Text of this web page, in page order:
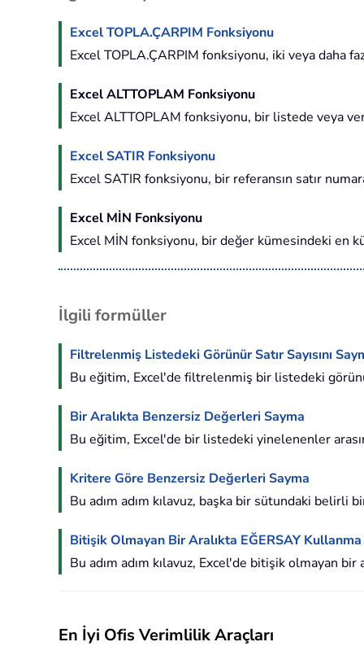
Excel TOPLA.ÇARPIM Fonksiyonu
Excel TOPLA.ÇARPIM fonksiyonu, iki veya daha
Excel ALTTOPLAM Fonksiyonu
Excel ALTTOPLAM fonksiyonu, bir listede veya
Excel SATIR Fonksiyonu
Excel SATIR fonksiyonu, bir referansın satır
Excel MİN Fonksiyonu
Excel MİN fonksiyonu, bir değer kümesindeki en
İlgili formüller
Filtrelenmiş Listedeki Görünür Satır Sayısını
Bu eğitim, Excel'de filtrelenmiş bir listedeki
Bir Aralıkta Benzersiz Değerleri Sayma
Bu eğitim, Excel'de bir listedeki yinelenenler
Kritere Göre Benzersiz Değerleri Sayma
Bu adım adım kılavuz, başka bir sütundaki belirli
Bitişik Olmayan Bir Aralıkta EĞERSAY Kullanma
Bu adım adım kılavuz, Excel'de bitişik olmayan
En İyi Ofis Verimlilik Araçları